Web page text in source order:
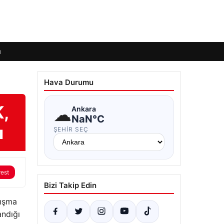
Hava Durumu
☁Ankara
NaN°C
ŞEHIR SEÇ
Bizi Takip Edin